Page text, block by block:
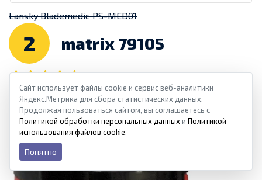
Lansky Blademedic PS-MED01
2 matrix 79105
4.75из 5
Сайт использует файлы cookie и сервис веб-аналитики
Яндекс.Метрика для сбора статистических данных.
Продолжая пользоваться сайтом, вы соглашаетесь с
Политикой обработки персональных данных и Политикой
использования файлов cookie.
Понятно